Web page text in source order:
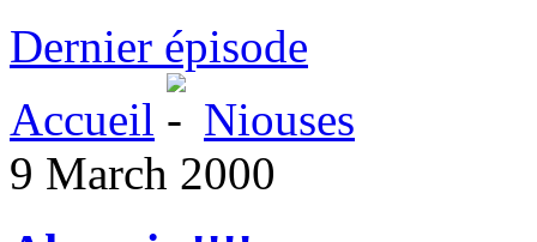
Dernier épisode
Accueil
Niouses
9 March 2000